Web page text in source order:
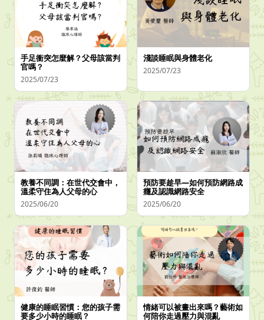
手足衝突怎麼解？父母該當判
官嗎？
2025/07/23
淺談睡眠與身體老化
2025/07/23
教養不同調：在世代交會中，
溫柔守住為人父母的心
2025/06/20
預防要趁早—如何預防網路成
癮及認識網路安全
2025/06/20
健康的睡眠習慣：您的孩子需
要多少小時的睡眠？
情緒可以被畫出來嗎？藝術如
何陪你走過壓力與混亂